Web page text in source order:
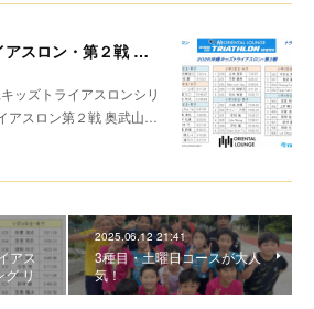
2026 沖縄キッズトライアスロン・第２戦 トライアスロン リザルト
ッズトライアスロンシリ
アスロン第２戦 奥武山…
アス
リ
2025.06.12 21:41
3種目・土曜日コースが大人
気！